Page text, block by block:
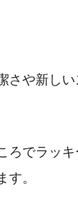
さや新し
ろでラッ
す。